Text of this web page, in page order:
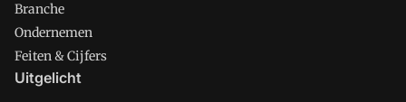
Branche
Ondernemen
Feiten & Cijfers
Uitgelicht